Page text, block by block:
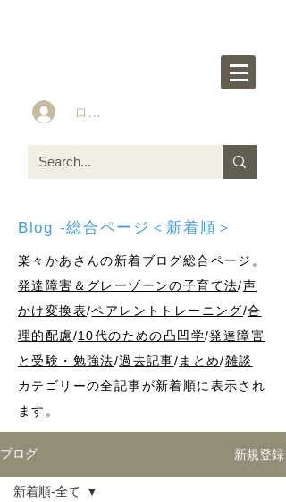
ログイン
Blog -総合ページ＜新着順＞
楽々かあさんの新着ブログ総合ページ。
発達障害＆グレーゾーンの子育て法/声
かけ変換表/ペアレントトレーニング/合
理的配慮/10代のための凸凹学/発達障害
と受験・勉強法/過去記事/ まとめ/雑談
カテゴリーの全記事が新着順に表示され
ます。
ブログ 新規登録
新着順-全て